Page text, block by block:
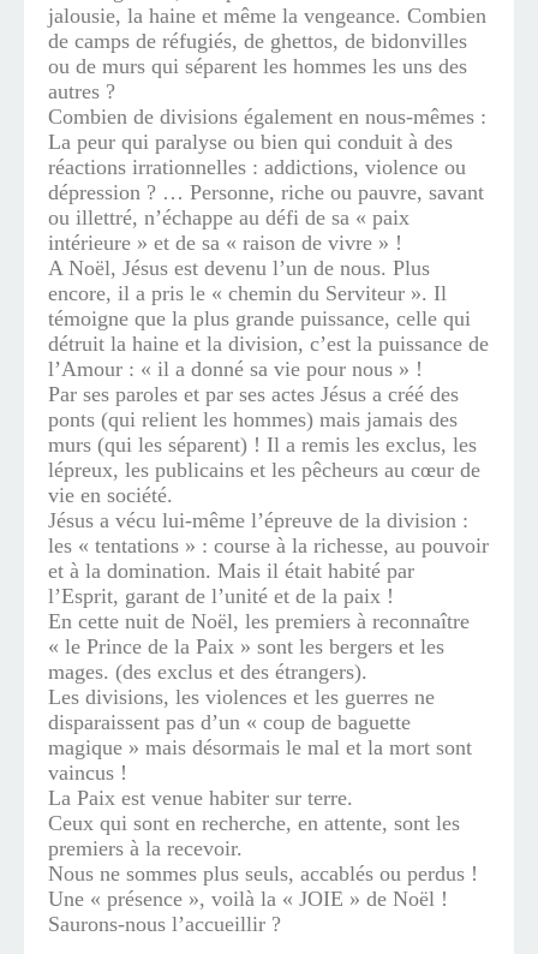
jalousie, la haine et même la vengeance. Combien
de camps de réfugiés, de ghettos, de bidonvilles
ou de murs qui séparent les hommes les uns des
autres ?
Combien de divisions également en nous-mêmes :
La peur qui paralyse ou bien qui conduit à des
réactions irrationnelles : addictions, violence ou
dépression ? … Personne, riche ou pauvre, savant
ou illettré, n’échappe au défi de sa « paix
intérieure » et de sa « raison de vivre » !
A Noël, Jésus est devenu l’un de nous. Plus
encore, il a pris le « chemin du Serviteur ». Il
témoigne que la plus grande puissance, celle qui
détruit la haine et la division, c’est la puissance de
l’Amour : « il a donné sa vie pour nous » !
Par ses paroles et par ses actes Jésus a créé des
ponts (qui relient les hommes) mais jamais des
murs (qui les séparent) ! Il a remis les exclus, les
lépreux, les publicains et les pêcheurs au cœur de
vie en société.
Jésus a vécu lui-même l’épreuve de la division :
les « tentations » : course à la richesse, au pouvoir
et à la domination. Mais il était habité par
l’Esprit, garant de l’unité et de la paix !
En cette nuit de Noël, les premiers à reconnaître
« le Prince de la Paix » sont les bergers et les
mages. (des exclus et des étrangers).
Les divisions, les violences et les guerres ne
disparaissent pas d’un « coup de baguette
magique » mais désormais le mal et la mort sont
vaincus !
La Paix est venue habiter sur terre.
Ceux qui sont en recherche, en attente, sont les
premiers à la recevoir.
Nous ne sommes plus seuls, accablés ou perdus !
Une « présence », voilà la « JOIE » de Noël !
Saurons-nous l’accueillir ?